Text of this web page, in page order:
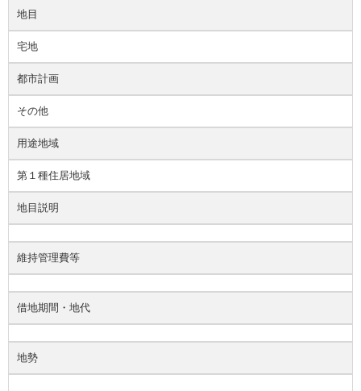
地目
宅地
都市計画
その他
用途地域
第１種住居地域
地目説明
維持管理費等
借地期間・地代
地勢